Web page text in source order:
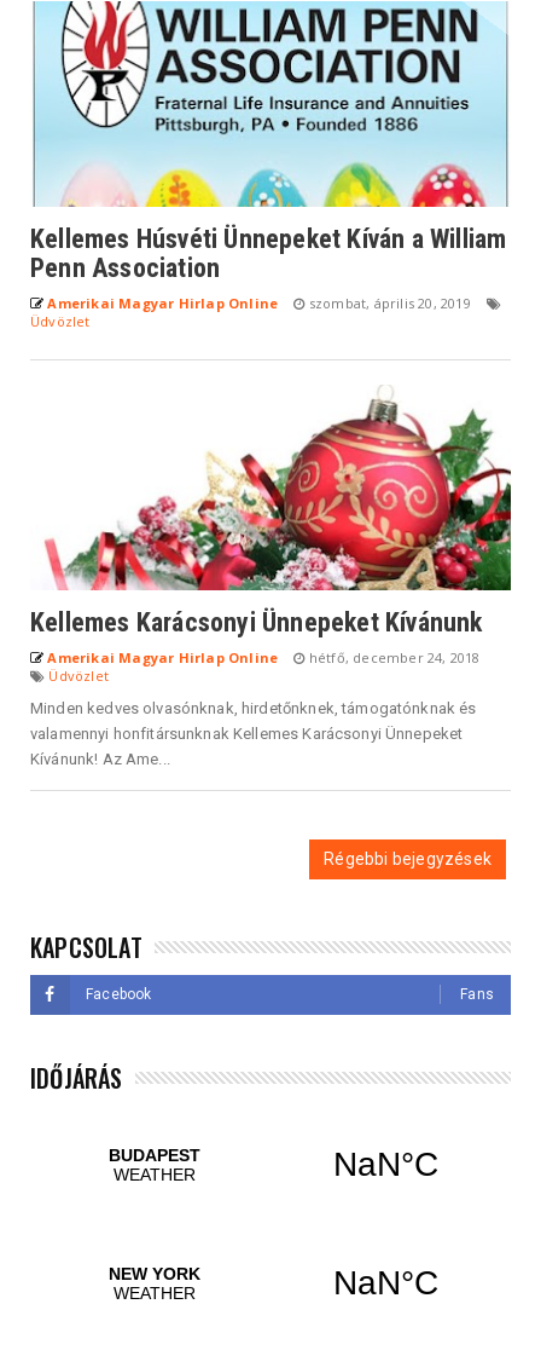
Kellemes Húsvéti Ünnepeket Kíván a William
Penn Association
Amerikai Magyar Hirlap Online
szombat, április 20, 2019
Üdvözlet
Kellemes Karácsonyi Ünnepeket Kívánunk
Amerikai Magyar Hirlap Online
hétfő, december 24, 2018
Üdvözlet
Minden kedves olvasónknak, hirdetőnknek, támogatónknak és
valamennyi honfitársunknak Kellemes Karácsonyi Ünnepeket
Kívánunk! Az Ame...
Régebbi bejegyzések
KAPCSOLAT
Facebook Fans
IDŐJÁRÁS